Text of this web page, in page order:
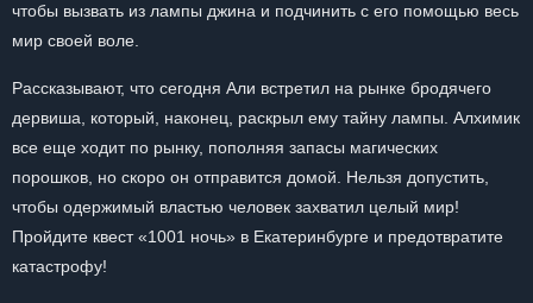
чтобы вызвать из лампы джина и подчинить с его помощью весь
мир своей воле.
Рассказывают, что сегодня Али встретил на рынке бродячего
дервиша, который, наконец, раскрыл ему тайну лампы. Алхимик
все еще ходит по рынку, пополняя запасы магических
порошков, но скоро он отправится домой. Нельзя допустить,
чтобы одержимый властью человек захватил целый мир!
Пройдите квест «1001 ночь» в Екатеринбурге и предотвратите
катастрофу!